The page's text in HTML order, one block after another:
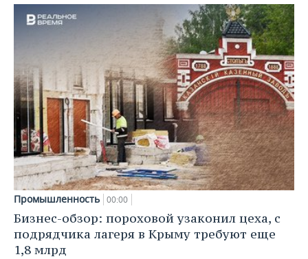
Промышленность 00:00
Бизнес-обзор: пороховой узаконил цеха, с
подрядчика лагеря в Крыму требуют еще
1,8 млрд